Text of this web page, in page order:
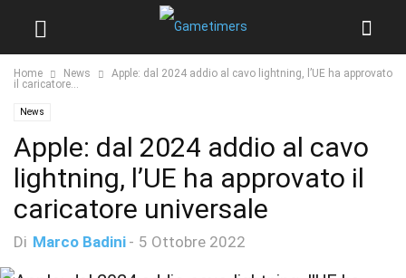
Home News
Apple: dal 2024 addio al cavo lightning, l’UE ha approvato
il caricatore...
News
Apple: dal 2024 addio al cavo
lightning, l’UE ha approvato il
caricatore universale
Di Marco Badini - 5 Ottobre 2022